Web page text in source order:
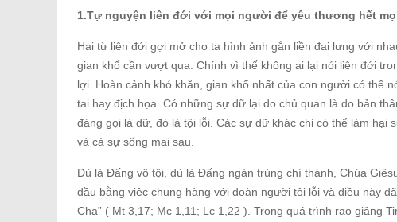
1.Tự nguyện liên đới với mọi người để yêu thương hết
Hai từ liên đới gợi mở cho ta hình ảnh gắn liền đai lưng với
gian khổ cần vượt qua. Chính vì thế không ai lại nói liên đới
lợi. Hoàn cảnh khó khăn, gian khổ nhất của con người có thể
tai hay địch họa. Có những sự dữ lại do chủ quan là do bản
đáng gọi là dữ, đó là tội lỗi. Các sự dữ khác chỉ có thể làm
và cả sự sống mai sau.
Dù là Đấng vô tội, dù là Đấng ngàn trùng chí thánh, Chúa
đầu bằng việc chung hàng với đoàn người tội lỗi và điều này
Cha” ( Mt 3,17; Mc 1,11; Lc 1,22 ). Trong quá trình rao giảng